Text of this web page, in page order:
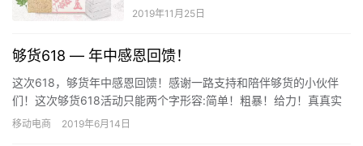
2019年11月25日
够货618 — 年中感恩回馈！
这次618，够货年中感恩回馈！感谢一路支持和陪伴够货的小伙伴
们！这次够货618活动只能两个字形容:简单！粗暴！给力！真真实
实让你感受到越买越省、越买越赚。 活动时间：6月14—6月…
移动电商 2019年6月14日